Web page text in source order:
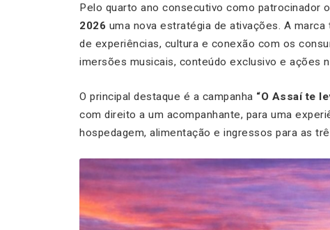
Pelo quarto ano consecutivo como patrocinador
2026 uma nova estratégia de ativações. A
de experiências, cultura e conexão com os
imersões musicais, conteúdo exclusivo e ações
O principal destaque é a campanha “O Assaí te
com direito a um acompanhante, para uma
hospedagem, alimentação e ingressos para as